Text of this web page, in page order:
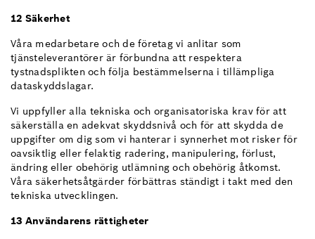
12 Säkerhet
Våra medarbetare och de företag vi anlitar som
tjänsteleverantörer är förbundna att respektera
tystnadsplikten och följa bestämmelserna i tillämpliga
dataskyddslagar.
Vi uppfyller alla tekniska och organisatoriska krav för att
säkerställa en adekvat skyddsnivå och för att skydda de
uppgifter om dig som vi hanterar i synnerhet mot risker för
oavsiktlig eller felaktig radering, manipulering, förlust,
ändring eller obehörig utlämning och obehörig åtkomst.
Våra säkerhetsåtgärder förbättras ständigt i takt med den
tekniska utvecklingen.
13 Användarens rättigheter